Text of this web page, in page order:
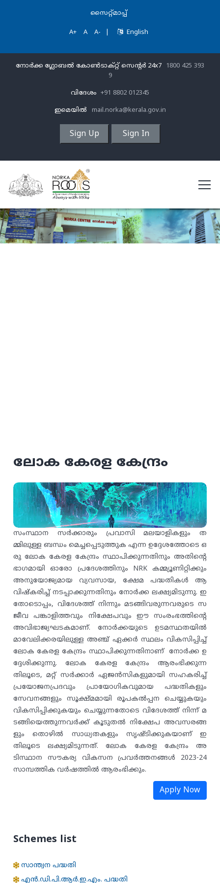
സൈറ്റ്മാപ്പ്
A+ A A- English
നോർക്ക ഗ്ലോബൽ കോൺടാക്റ്റ് സെന്‍റര്‍ 24x7
1800 425 393
9
വിദേശം +91 8802 012345
ഇമെയിൽ mail.norka@kerala.gov.in
Sign Up Sign In
ലോക കേരള കേന്ദ്രം
സംസ്ഥാന സർക്കാരും പ്രവാസി മലയാളികളും ത
മ്മിലുള്ള ബന്ധം മെച്ചപ്പെടുത്തുക എന്ന ഉദ്ദേശത്തോടെ ഒ
രു ലോക കേരള കേന്ദ്രം സ്ഥാപിക്കുന്നതിനും അതിന്റെ
ഭാഗമായി ഓരോ പ്രദേശത്തിനും NRK കമ്മ്യൂണിറ്റിക്കും
അനുയോജ്യമായ വ്യവസായ, ക്ഷേമ പദ്ധതികൾ ആ
വിഷ്‌കരിച്ച് നടപ്പാക്കുന്നതിനും നോർക്ക ലക്ഷ്യമിടുന്നു. ഇ
തോടൊപ്പം, വിദേശത്ത് നിന്നും മടങ്ങിവരുന്നവരുടെ സ
ജീവ പങ്കാളിത്തവും നിക്ഷേപവും ഈ സംരംഭത്തിന്റെ
അവിഭാജ്യഘടകമാണ്. നോർക്കയുടെ ഉടമസ്ഥതയിൽ
മാവേലിക്കരയിലുള്ള അഞ്ച് ഏക്കർ സ്ഥലം വികസിപ്പിച്ച്
ലോക കേരള കേന്ദ്രം സ്ഥാപിക്കുന്നതിനാണ് നോർക്ക ഉ
ദ്ദേശിക്കുന്നു.
ലോക കേരള കേന്ദ്രം ആരംഭിക്കുന്ന
തിലൂടെ, മറ്റ് സർക്കാർ ഏജൻസികളുമായി സഹകരിച്ച്
പ്രയോജനപ്രദവും പ്രായോഗികവുമായ പദ്ധതികളും
സേവനങ്ങളും സൂക്ഷ്മമായി രൂപകൽപ്പന ചെയ്യുകയും
വികസിപ്പിക്കുകയും ചെയ്യുന്നതോടെ വിദേശത്ത് നിന്ന് മ
ടങ്ങിയെത്തുന്നവർക്ക് കൂടുതൽ നിക്ഷേപ അവസരങ്ങ
ളും തൊഴിൽ സാധ്യതകളും സൃഷ്ടിക്കുകയാണ് ഇ
തിലൂടെ ലക്ഷ്യമിടുന്നത്. ലോക കേരള കേന്ദ്രം അ
ടിസ്ഥാന സൗകര്യ വികസന പ്രവർത്തനങ്ങൾ 2023-24
സാമ്പത്തിക വർഷത്തിൽ ആരംഭിക്കും.
Apply Now
Schemes list
സാന്ത്വന പദ്ധതി
എന്‍.ഡി.പി.ആര്‍.ഇ.എം. പദ്ധതി